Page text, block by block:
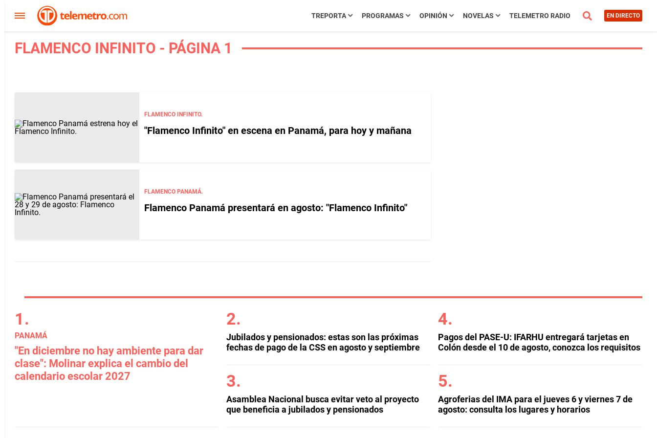
TREPORTA PROGRAMAS OPINIÓN NOVELAS TELEMETRO RADIO EN DIRECTO
FLAMENCO INFINITO - PÁGINA 1
FLAMENCO INFINITO.
"Flamenco Infinito" en escena en Panamá, para hoy y mañana
FLAMENCO PANAMÁ.
Flamenco Panamá presentará en agosto: "Flamenco Infinito"
PANAMÁ
"En diciembre no hay ambiente para dar
clase": Molinar explica el cambio del
calendario escolar 2027
Jubilados y pensionados: estas son las próximas
fechas de pago de la CSS en agosto y septiembre
Asamblea Nacional busca evitar veto al proyecto
que beneficia a jubilados y pensionados
Pagos del PASE-U: IFARHU entregará tarjetas en
Colón desde el 10 de agosto, conozca los requisitos
Agroferias del IMA para el jueves 6 y viernes 7 de
agosto: consulta los lugares y horarios